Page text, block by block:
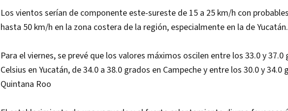
Los vientos serían de componente este-sureste de 15 a 25 km/h con
hasta 50 km/h en la zona costera de la región, especialmente en la de Yucatán.
Para el viernes, se prevé que los valores máximos oscilen entre los 33.0 y 37.0
Celsius en Yucatán, de 34.0 a 38.0 grados en Campeche y entre los 30.0 y 34.0
Quintana Roo